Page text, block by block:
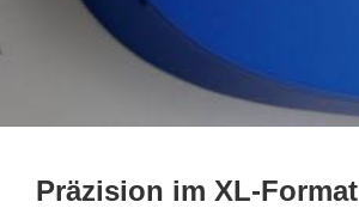
Präzision im XL-Format